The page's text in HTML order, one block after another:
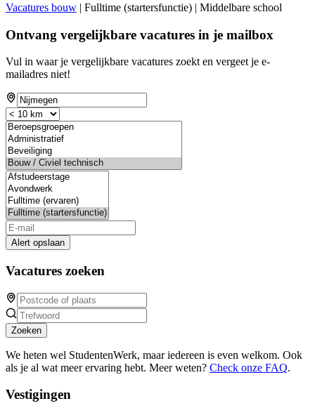
Vacatures bouw | Fulltime (startersfunctie) | Middelbare school
Ontvang vergelijkbare vacatures in je mailbox
Vul in waar je vergelijkbare vacatures zoekt en vergeet je e-
mailadres niet!
Alert opslaan
Vacatures zoeken
Zoeken
We heten wel StudentenWerk, maar iedereen is even welkom. Ook
als je al wat meer ervaring hebt. Meer weten? Check onze FAQ.
Vestigingen